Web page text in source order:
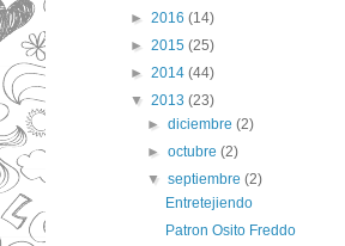
► 2016 (14)
► 2015 (25)
► 2014 (44)
▼ 2013 (23)
►diciembre (2)
►octubre (2)
▼ septiembre (2)
Entretejiendo
Patron Osito Freddo